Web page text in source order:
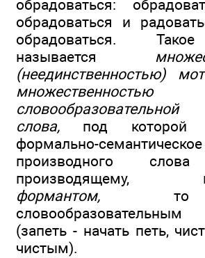
обрадоваться:
обрадоваться и
обрадоваться.
называется
(неединственностью)
множественностью
слова, под которой
формально-
производного
производящему,
формантом, то
(запеть - начать петь,
чистым).